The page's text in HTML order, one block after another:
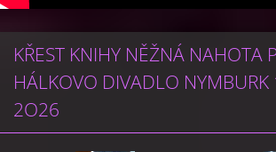
KŘEST KNIHY NĚŽNÁ NAHOTA
HÁLKOVO DIVADLO
2O26